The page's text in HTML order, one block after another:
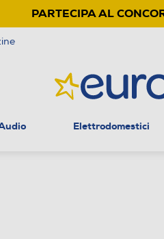
PARTECIPA AL
Elettrodomestici